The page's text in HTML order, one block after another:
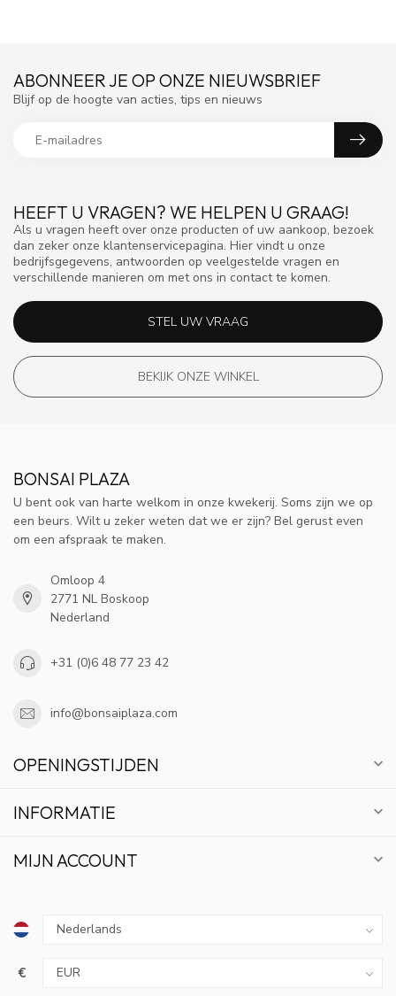
HEEFT U VRAGEN? WE HELPEN U GRAAG!
Als u vragen heeft over onze producten of uw aankoop, bezoek
dan zeker onze klantenservicepagina. Hier vindt u onze
bedrijfsgegevens, antwoorden op veelgestelde vragen en
verschillende manieren om met ons in contact te komen.
STEL UW VRAAG
BEKIJK ONZE WINKEL
ABONNEER JE OP ONZE NIEUWSBRIEF
Blijf op de hoogte van acties, tips en nieuws
BONSAI PLAZA
U bent ook van harte welkom in onze kwekerij. Soms zijn we op
een beurs. Wilt u zeker weten dat we er zijn? Bel gerust even
om een afspraak te maken.
Omloop 4
2771 NL Boskoop
Nederland
+31 (0)6 48 77 23 42
info@bonsaiplaza.com
OPENINGSTIJDEN
INFORMATIE
MIJN ACCOUNT
€